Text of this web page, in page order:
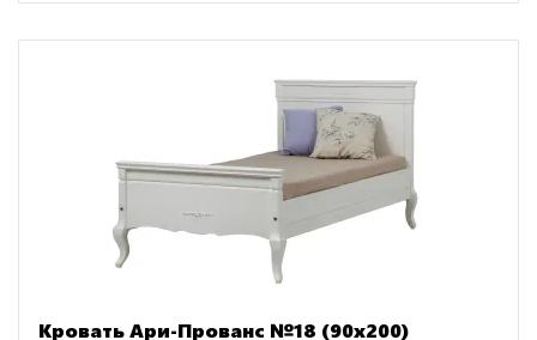
Кровать Ари-Прованс №18 (90х200)